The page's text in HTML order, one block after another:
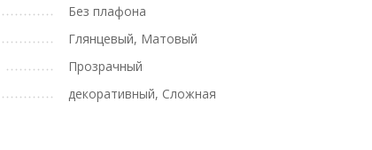
Без плафона
Глянцевый, Матовый
Прозрачный
декоративный, Сложная